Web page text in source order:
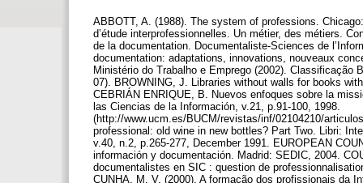
ABBOTT, A. (1988). The system of professions.
d’étude interprofessionnelles. Un métier, des métiers.
de la documentation. Documentaliste-Sciences de
documentation: adaptations, innovations, nouveaux
Ministério do Trabalho e Emprego (2002). Classificação
07). BROWNING, J. Libraries without walls for books
CEBRIÁN ENRIQUE, B. Nuevos enfoques sobre la
las Ciencias de la Información, v.21, p.91-100, 1998.
(http://www.ucm.es/BUCM/revistas/inf/02104210/
professional: old wine in new bottles? Part Two. Libri:
v.40, n.2, p.265-277, December 1991. EUROPEAN
información y documentación. Madrid: SEDIC, 2004.
documentalistes en SIC : question de
CUNHA, M. V. (2000). A formação dos profissionais da